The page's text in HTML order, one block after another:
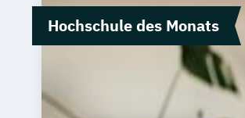
Hochschule des Monats